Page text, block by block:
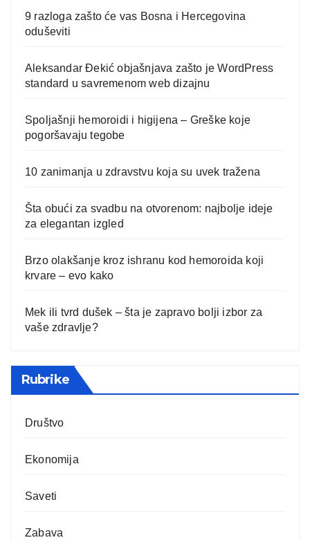
9 razloga zašto će vas Bosna i Hercegovina
oduševiti
Aleksandar Đekić objašnjava zašto je WordPress
standard u savremenom web dizajnu
Spoljašnji hemoroidi i higijena – Greške koje
pogoršavaju tegobe
10 zanimanja u zdravstvu koja su uvek tražena
Šta obući za svadbu na otvorenom: najbolje ideje
za elegantan izgled
Brzo olakšanje kroz ishranu kod hemoroida koji
krvare – evo kako
Mek ili tvrd dušek – šta je zapravo bolji izbor za
vaše zdravlje?
Rubrike
Društvo
Ekonomija
Saveti
Zabava